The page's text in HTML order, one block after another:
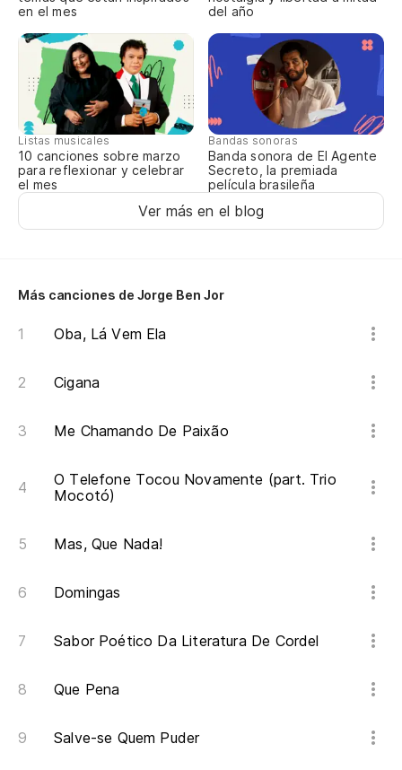
en el mes
del año
Listas musicales
10 canciones sobre marzo
para reflexionar y celebrar
el mes
Bandas sonoras
Banda sonora de El Agente
Secreto, la premiada
película brasileña
Ver más en el blog
Más canciones de Jorge Ben Jor
Oba, Lá Vem Ela
Cigana
Me Chamando De Paixão
O Telefone Tocou Novamente (part. Trio
Mocotó)
Mas, Que Nada!
Domingas
Sabor Poético Da Literatura De Cordel
Que Pena
Salve-se Quem Puder